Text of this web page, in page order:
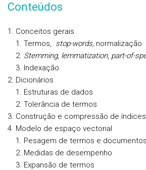
Conteúdos
Conceitos gerais
Termos, stop-words, normalização
Stemming, lemmatization, part-of-
Indexação
Dicionários
Estruturas de dados
Tolerância de termos
Construção e compressão de índices
Modelo de espaço vectorial
Pesagem de termos e documentos
Medidas de desempenho
Expansão de termos